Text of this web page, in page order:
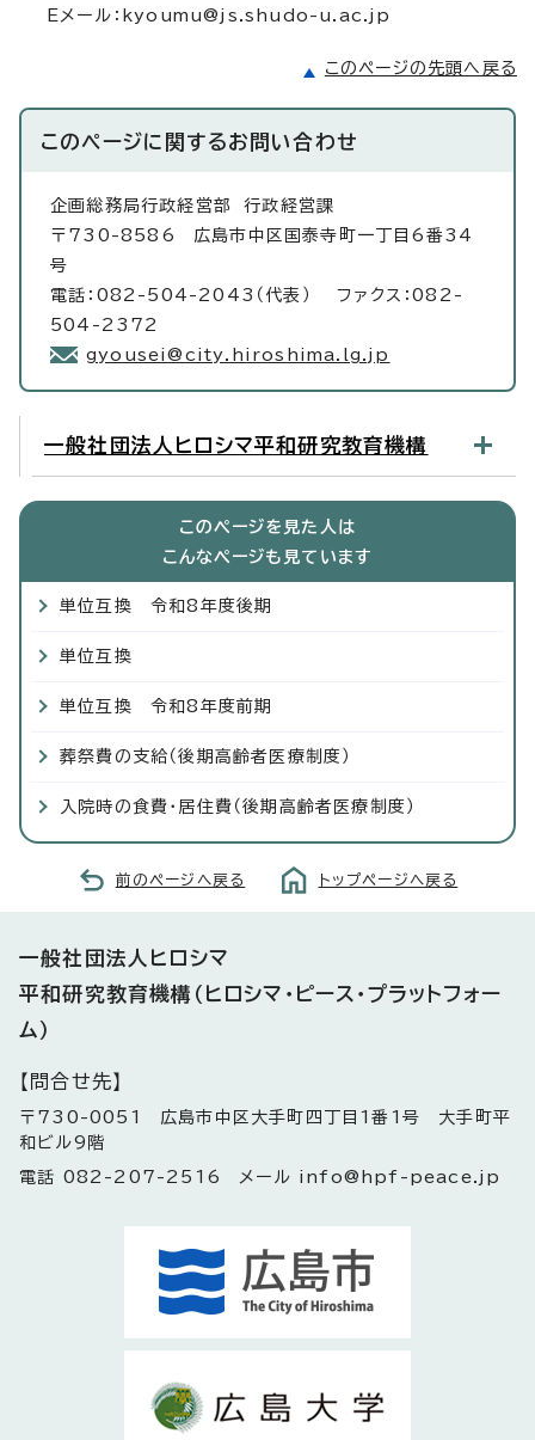
Eメール： kyoumu@js.shudo-u.ac.jp
このページの先頭へ戻る
このページに関するお問い合わせ
企画総務局行政経営部行政経営課
〒730-8586 広島市中区国泰寺町一丁目6番34
号
電話：082-504-2043（代表） ファクス：082-
504-2372
gyousei@city.hiroshima.lg.jp
一般社団法人ヒロシマ平和研究教育機構
このページを見た人は
こんなページも見ています
単位互換 令和8年度後期
単位互換
単位互換 令和8年度前期
葬祭費の支給（後期高齢者医療制度）
入院時の食費・居住費（後期高齢者医療制度）
前のページへ戻る トップページへ戻る
一般社団法人ヒロシマ
平和研究教育機構 （ヒロシマ・ピース・プラットフォー
ム）
【問合せ先】
〒730-0051 広島市中区大手町四丁目1番1号 大手町平
和ビル9階
電話 082-207-2516 メール info@hpf-peace.jp